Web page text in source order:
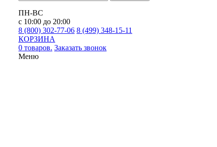
ПН-ВС
с 10:00 до 20:00
8 (800) 302-77-06 8 (499) 348-15-11
КОРЗИНА
0 товаров. Заказать звонок
Меню